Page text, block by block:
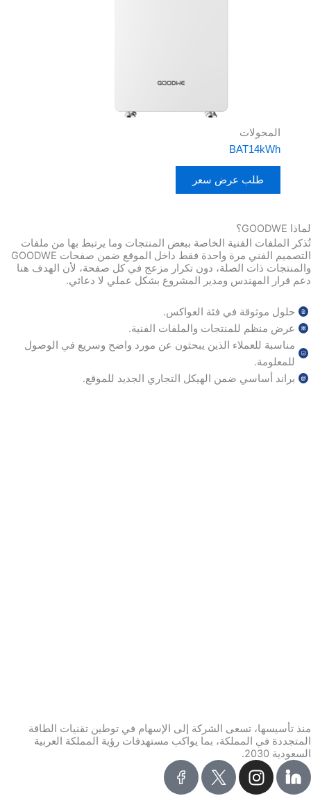
المحولات
BAT14kWh
طلب عرض سعر
لماذا GOODWE؟
تُذكر الملفات الفنية الخاصة ببعض المنتجات وما يرتبط بها من ملفات
التصميم الفني مرة واحدة فقط داخل الموقع ضمن صفحات GOODWE
والمنتجات ذات الصلة، دون تكرار مزعج في كل صفحة، لأن الهدف هنا
دعم قرار المهندس ومدير المشروع بشكل عملي لا دعائي.
حلول موثوقة في فئة العواكس.
عرض منظم للمنتجات والملفات الفنية.
مناسبة للعملاء الذين يبحثون عن مورد واضح وسريع في الوصول
للمعلومة.
براند أساسي ضمن الهيكل التجاري الجديد للموقع.
منذ تأسيسها، تسعى الشركة إلى الإسهام في توطين تقنيات الطاقة
المتجددة في المملكة، بما يواكب مستهدفات رؤية المملكة العربية
السعودية 2030.
I
n